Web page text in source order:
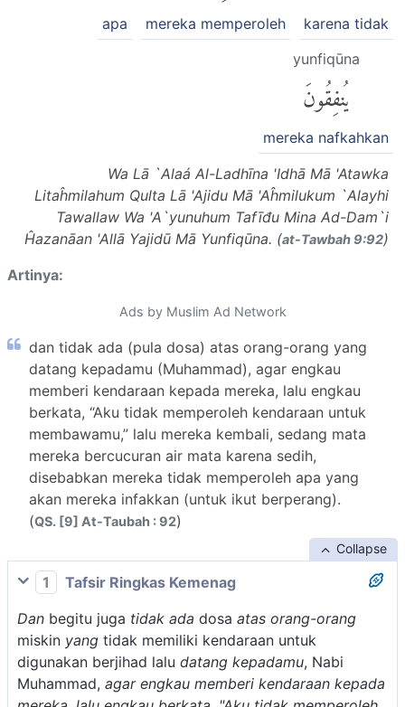
karena tidak
mereka memperoleh
apa
yunfiqūna
يُنفِقُونَ
mereka nafkahkan
Wa Lā `Alaá Al-Ladhīna 'Idhā Mā 'Atawka
Litaĥmilahum Qulta Lā 'Ajidu Mā 'Aĥmilukum `Alayhi
Tawallaw Wa 'A`yunuhum Tafīđu Mina Ad-Dam`i
Ĥazanāan 'Allā Yajidū Mā Yunfiqūna. (at-Tawbah 9:92)
Artinya:
Ads by Muslim Ad Network
dan tidak ada (pula dosa) atas orang-orang yang
datang kepadamu (Muhammad), agar engkau
memberi kendaraan kepada mereka, lalu engkau
berkata, “Aku tidak memperoleh kendaraan untuk
membawamu,” lalu mereka kembali, sedang mata
mereka bercucuran air mata karena sedih,
disebabkan mereka tidak memperoleh apa yang
akan mereka infakkan (untuk ikut berperang).
(QS. [9] At-Taubah : 92)
Collapse
1
Tafsir Ringkas Kemenag
Dan begitu juga tidak ada dosa atas orang-orang
miskin yang tidak memiliki kendaraan untuk
digunakan berjihad lalu datang kepadamu, Nabi
Muhammad, agar engkau memberi kendaraan kepada